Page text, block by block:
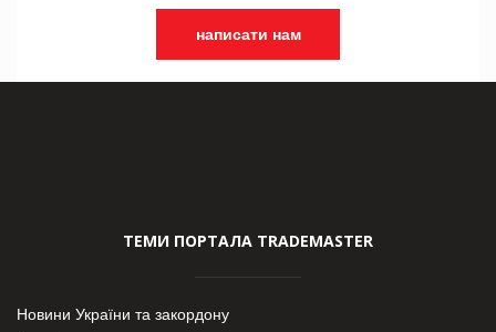
написати нам
ТЕМИ ПОРТАЛА TRADEMASTER
Новини України та закордону